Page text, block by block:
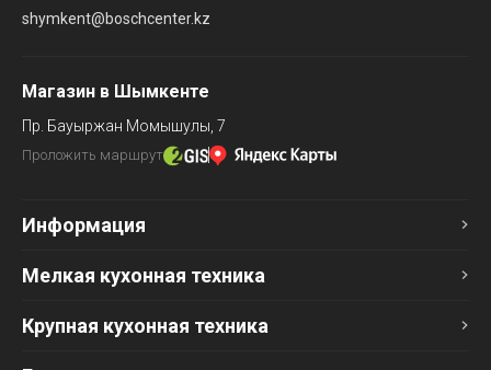
shymkent@boschcenter.kz
Магазин в Шымкенте
Пр. Бауыржан Момышулы, 7
Проложить маршрут
Информация
Мелкая кухонная техника
Крупная кухонная техника